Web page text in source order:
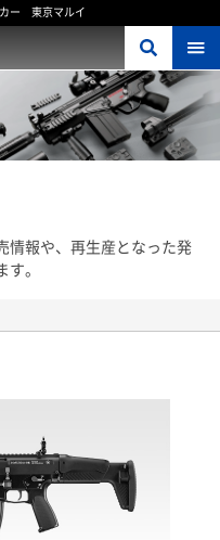
ー 東京マルイ
情報や、再生産となった発
。